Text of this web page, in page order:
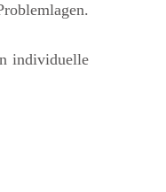
individuelle